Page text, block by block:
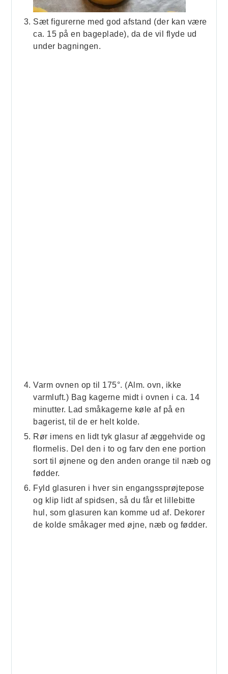
Sæt figurerne med god afstand (der kan være
ca. 15 på en bageplade), da de vil flyde ud
under bagningen.
Varm ovnen op til 175°. (Alm. ovn, ikke
varmluft.) Bag kagerne midt i ovnen i ca. 14
minutter. Lad småkagerne køle af på en
bagerist, til de er helt kolde.
Rør imens en lidt tyk glasur af æggehvide og
flormelis. Del den i to og farv den ene portion
sort til øjnene og den anden orange til næb og
fødder.
Fyld glasuren i hver sin engangssprøjtepose
og klip lidt af spidsen, så du får et lillebitte
hul, som glasuren kan komme ud af. Dekorer
de kolde småkager med øjne, næb og fødder.